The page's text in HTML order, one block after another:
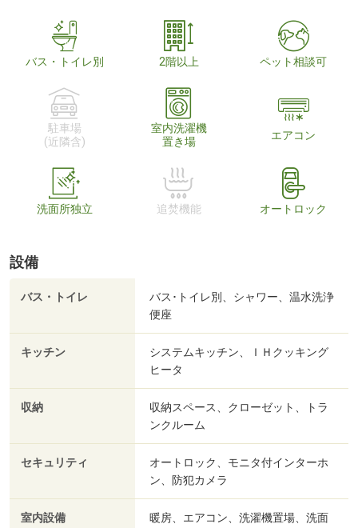
バス・トイレ別 2階以上 ペット相談可
駐車場
(近隣含)
室内洗濯機
置き場
エアコン
洗面所独立 追焚機能 オートロック
設備
バス・トイレ
バス･トイレ別、シャワー、温水洗浄
便座
キッチン
システムキッチン、ＩＨクッキング
ヒータ
収納
収納スペース、クローゼット、トラ
ンクルーム
セキュリティ
オートロック、モニタ付インターホ
ン、防犯カメラ
室内設備
暖房、エアコン、洗濯機置場、洗面